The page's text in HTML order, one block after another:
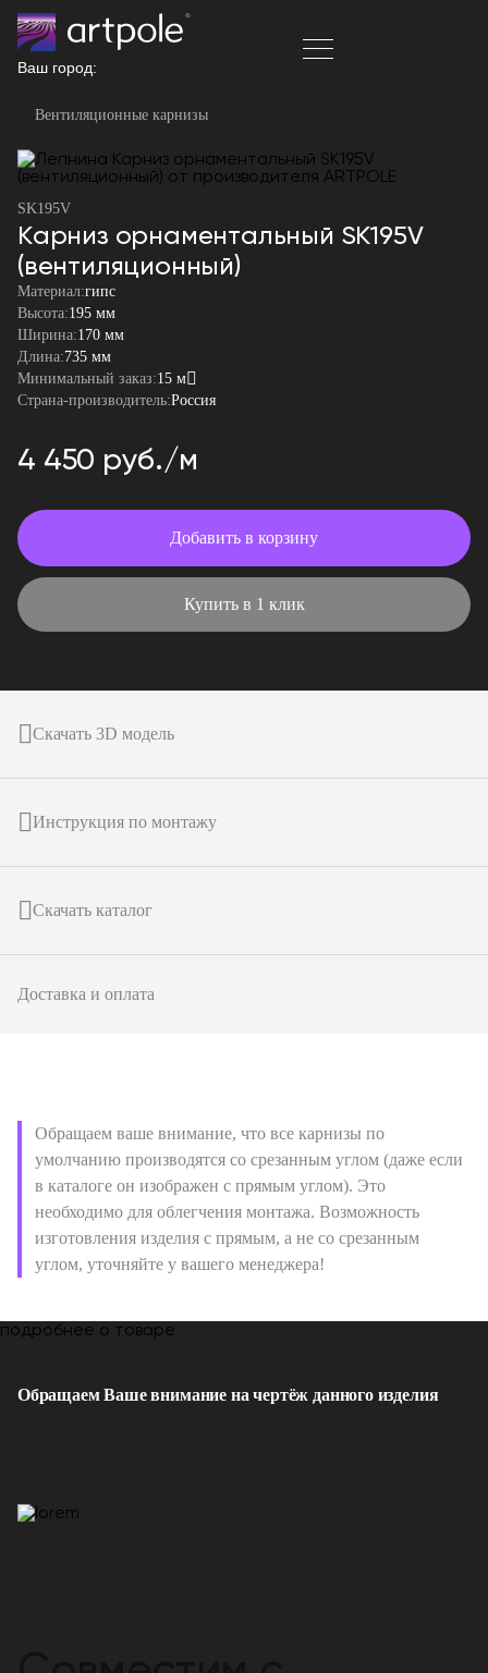
Ваш город:
Вентиляционные карнизы
SK195V
Карниз орнаментальный SK195V
(вентиляционный)
Материал:гипс
Высота:195 мм
Ширина:170 мм
Длина:735 мм
Минимальный заказ:15 м
Страна-производитель:Россия
4 450 руб./м
Добавить в корзину
Купить в 1 клик
Скачать 3D модель
Инструкция по монтажу
Скачать каталог
Доставка и оплата
Обращаем ваше внимание, что все карнизы по
умолчанию производятся со срезанным углом (даже если
в каталоге он изображен с прямым углом). Это
необходимо для облегчения монтажа. Возможность
изготовления изделия с прямым, а не со срезанным
углом, уточняйте у вашего менеджера!
подробнее о товаре
Обращаем Ваше внимание на чертёж данного изделия